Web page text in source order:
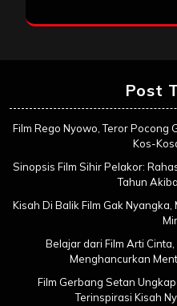
Post
Film Rego Nyowo, Teror Pocong
Kos-
Sinopsis Film Sihir Pelakor:
Tahun
Kisah Di Balik Film Gak
Belajar dari Film Arti
Menghancurkan
Film Gerbang Setan
Terinspirasi Kisah